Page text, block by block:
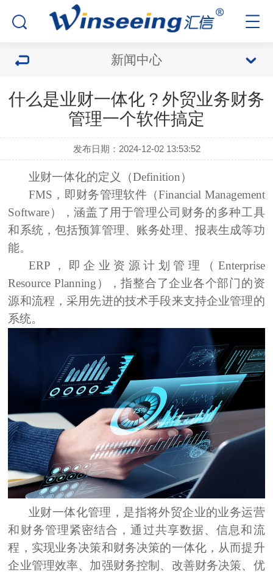
新闻中心
什么是业财一体化？外贸业务财务
管理一个软件搞定
发布日期：2024-12-02 13:53:52
业财一体化的定义（Definition）
FMS，即财务管理软件（Financial Management
Software），涵盖了用于管理公司财务的多种工具
和系统，包括预算管理、账务处理、报表生成等功
能。
ERP，即企业资源计划管理（Enterprise
Resource Planning），指整合了企业各个部门的资
源和流程，采用先进的技术手段来支持企业管理的
系统。
业财一体化管理， 是指将外贸企业的业务运营
和财务管理紧密结合，通过共享数据、信息和流
程，实现业务决策和财务决策的一体化，从而提升
企业管理效率、加强财务控制、改善财务决策、优